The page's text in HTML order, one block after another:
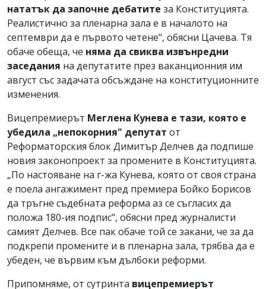
нататък да започне дебатите за Конституцията.
Реалистично за пленарна зала е в началото на
септември да е първото четене", обясни Цачева. Тя
обаче обеща, че няма да свиква извънредни
заседания на депутатите през ваканционния им
август със задачата обсъждане на конституционните
изменения.
Вицепремиерът Меглена Кунева е тази, която е
убедила „непокорния" депутат от
Реформаторския блок Димитър Делчев да подпише
новия законопроект за промените в Конституцията.
„По настояване на г-жа Кунева, която от своя страна
е поела ангажимент пред премиера Бойко Борисов
да тръгне съдебната реформа аз се съгласих да
положа 180-ия подпис", обясни пред журналисти
самият Делчев. Все пак обаче той се закани, че за да
подкрепи промените и в пленарна зала, трябва да е
убеден, че вървим към дълбоки реформи.
Припомняме, от сутринта вицепремиерът